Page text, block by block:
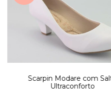
Scarpin Modare com
Ultraconforto